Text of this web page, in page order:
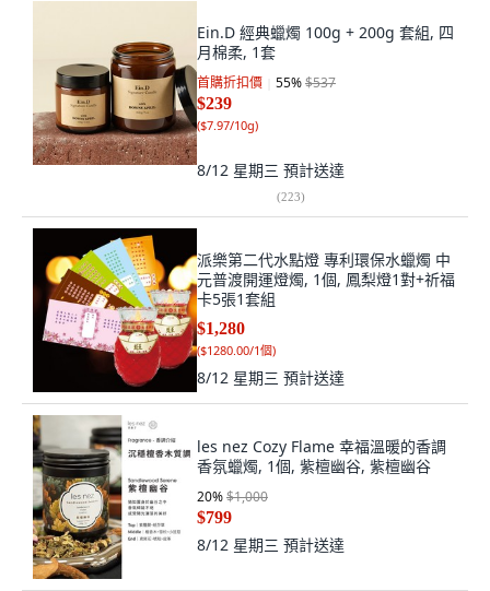
Ein.D 經典蠟燭 100g + 200g 套組, 四
月棉柔, 1套
首購折扣價 55%$537
$239
($7.97/10g)
8/12 星期三 預計送達
(223)
派樂第二代水點燈 專利環保水蠟燭 中
元普渡開運燈燭, 1個, 鳳梨燈1對+祈福
卡5張1套組
$1,280
($1280.00/1個)
8/12 星期三 預計送達
les nez Cozy Flame 幸福溫暖的香調
香氛蠟燭, 1個, 紫檀幽谷, 紫檀幽谷
20%$1,000
$799
8/12 星期三 預計送達